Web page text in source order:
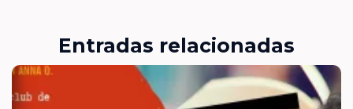
Entradas relacionadas